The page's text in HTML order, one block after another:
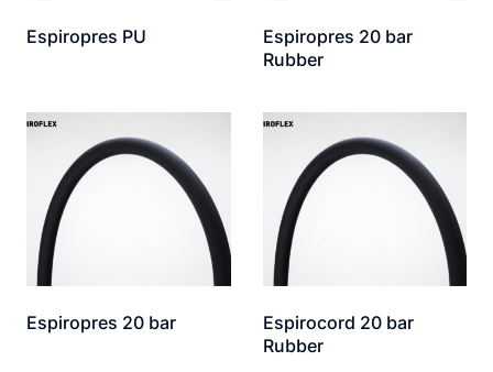
Espiropres PU
Espiropres 20 bar
Rubber
Espiropres 20 bar
Espirocord 20 bar
Rubber